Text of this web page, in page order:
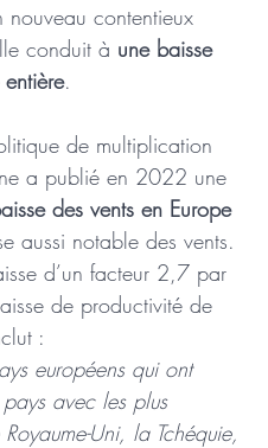
nouveau contentieux
conduit à une baisse
.
de multiplication
a publié en 2022 une
des vents en Europe
aussi notable des vents.
d’un facteur 2,7 par
de productivité de
:
européens qui ont
avec les plus
Uni, la Tchéquie,